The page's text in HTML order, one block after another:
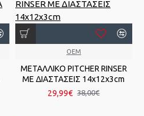
OEM
ΜΕΤΑΛΛΙΚΟ PITCHER RINSER
ΜΕ ΔΙΑΣΤΑΣΕΙΣ 14x12x3cm
29,99€ 38,00€